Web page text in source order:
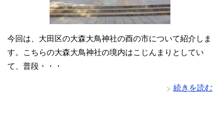
今回は、大田区の大森大鳥神社の酉の市について紹介しま
す。こちらの大森大鳥神社の境内はこじんまりとしてい
て、普段・・・
続きを読む